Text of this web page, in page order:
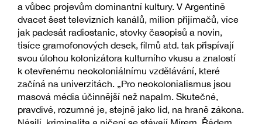
a vůbec projevům dominantní kultury. V Argentině
dvacet šest televizních kanálů, milion přijímačů, více
jak padesát radiostanic, stovky časopisů a novin,
tisíce gramofonových desek, filmů atd. tak přispívají
svou úlohou kolonizátora kulturního vkusu a znalostí
k otevřenému neokoloniálnímu vzdělávání, které
začíná na univerzitách. „Pro neokolonialismus jsou
masová média účinnější než napalm. Skutečné,
pravdivé, rozumné je, stejně jako lid, na hraně zákona.